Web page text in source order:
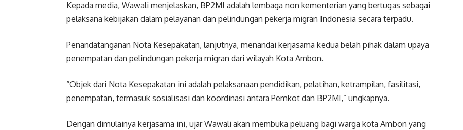
Kepada media, Wawali menjelaskan, BP2MI adalah lembaga non kementerian yang bertugas sebagai
pelaksana kebijakan dalam pelayanan dan pelindungan pekerja migran Indonesia secara terpadu.
Penandatanganan Nota Kesepakatan, lanjutnya, menandai kerjasama kedua belah pihak dalam upaya
penempatan dan pelindungan pekerja migran dari wilayah Kota Ambon.
“Objek dari Nota Kesepakatan ini adalah pelaksanaan pendidikan, pelatihan, ketrampilan, fasilitasi,
penempatan, termasuk sosialisasi dan koordinasi antara Pemkot dan BP2MI,” ungkapnya.
Dengan dimulainya kerjasama ini, ujar Wawali akan membuka peluang bagi warga kota Ambon yang